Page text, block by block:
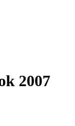
2007